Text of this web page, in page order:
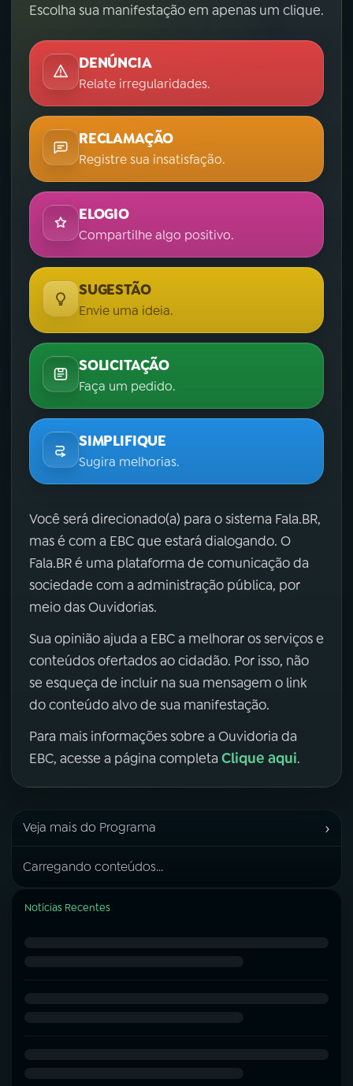
Escolha sua manifestação em apenas um clique.
DENÚNCIA
Relate irregularidades.
RECLAMAÇÃO
Registre sua insatisfação.
ELOGIO
Compartilhe algo positivo.
SUGESTÃO
Envie uma ideia.
SOLICITAÇÃO
Faça um pedido.
SIMPLIFIQUE
Sugira melhorias.
Você será direcionado(a) para o sistema Fala.BR,
mas é com a EBC que estará dialogando. O
Fala.BR é uma plataforma de comunicação da
sociedade com a administração pública, por
meio das Ouvidorias.
Sua opinião ajuda a EBC a melhorar os serviços e
conteúdos ofertados ao cidadão. Por isso, não
se esqueça de incluir na sua mensagem o link
do conteúdo alvo de sua manifestação.
Para mais informações sobre a Ouvidoria da
EBC, acesse a página completa Clique aqui.
Veja mais do Programa ›
Carregando conteúdos...
Notícias Recentes